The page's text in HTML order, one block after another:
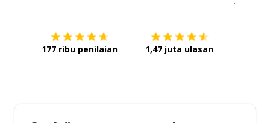
177 ribu penilaian 1,47 juta ulasan